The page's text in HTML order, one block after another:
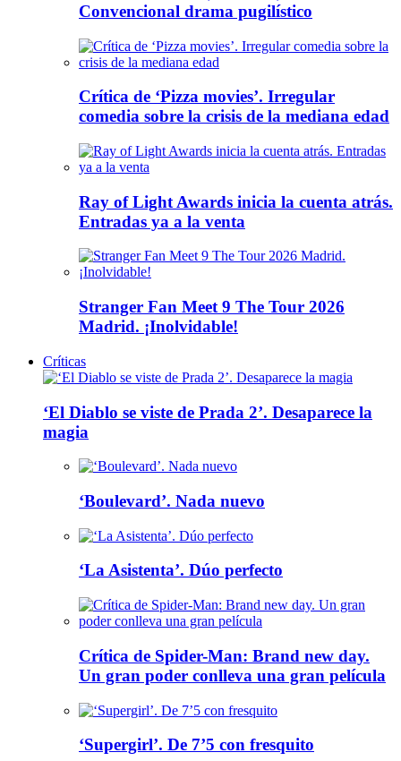
Convencional drama pugilístico
Crítica de ‘Pizza movies’. Irregular
comedia sobre la crisis de la mediana edad
Ray of Light Awards inicia la cuenta atrás.
Entradas ya a la venta
Stranger Fan Meet 9 The Tour 2026
Madrid. ¡Inolvidable!
Críticas
‘El Diablo se viste de Prada 2’. Desaparece la
magia
‘Boulevard’. Nada nuevo
‘La Asistenta’. Dúo perfecto
Crítica de Spider-Man: Brand new day.
Un gran poder conlleva una gran película
‘Supergirl’. De 7’5 con fresquito